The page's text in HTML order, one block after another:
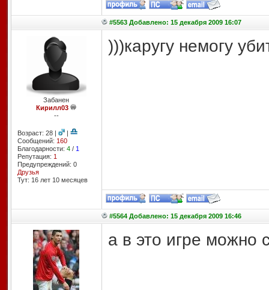
#5563 Добавлено: 15 декабря 2009 16:07
Забанен
Кирилл03
--
Возраст: 28 |
|
Сообщений: 160
Благодарности: 4/ 1
Репутация: 1
Предупреждений: 0
Друзья
Тут: 16 лет 10 месяцев
)))каругу немогу
#5564 Добавлено: 15 декабря 2009 16:46
а в это игре можно